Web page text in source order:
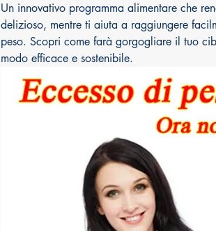
Un innovativo programma alimentare che
delizioso, mentre ti aiuta a raggiungere
peso. Scopri come farà gorgogliare il tuo
modo efficace e sostenibile.